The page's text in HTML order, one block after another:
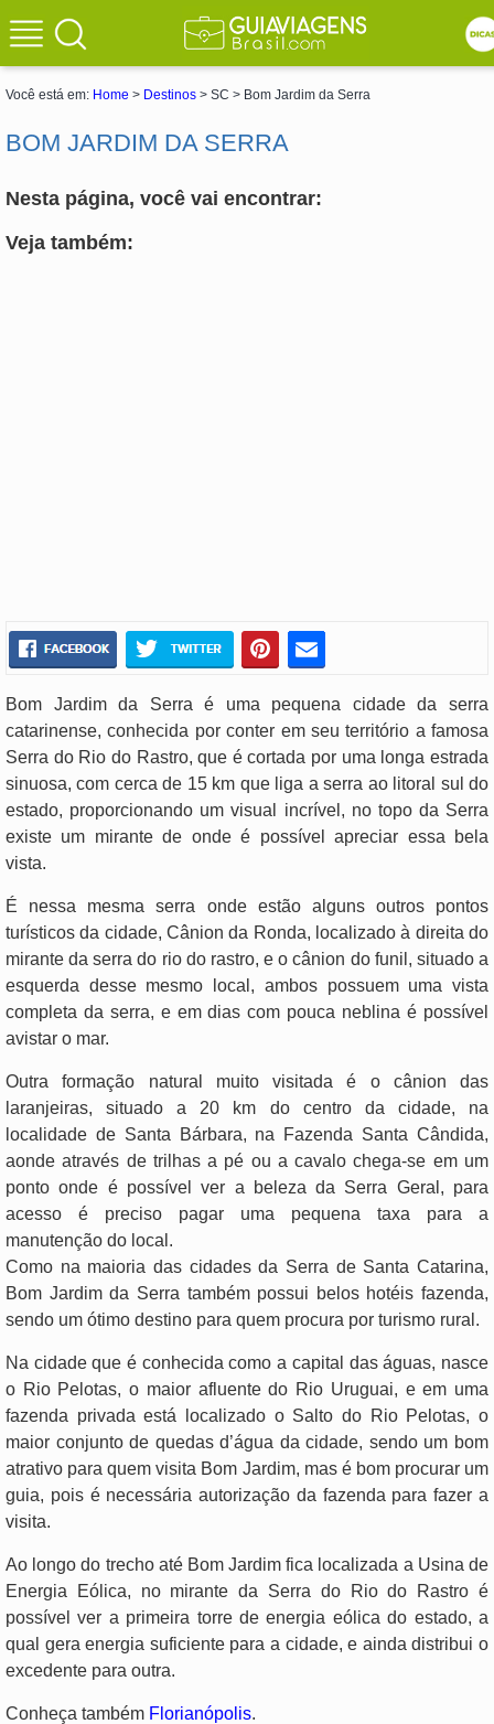
Você está em: Home > Destinos > SC > Bom Jardim da Serra
BOM JARDIM DA SERRA
Nesta página, você vai encontrar:
Veja também:
Bom Jardim da Serra é uma pequena cidade da serra
catarinense, conhecida por conter em seu território a famosa
Serra do Rio do Rastro, que é cortada por uma longa estrada
sinuosa, com cerca de 15 km que liga a serra ao litoral sul do
estado, proporcionando um visual incrível, no topo da Serra
existe um mirante de onde é possível apreciar essa bela
vista.
É nessa mesma serra onde estão alguns outros pontos
turísticos da cidade, Cânion da Ronda, localizado à direita do
mirante da serra do rio do rastro, e o cânion do funil, situado a
esquerda desse mesmo local, ambos possuem uma vista
completa da serra, e em dias com pouca neblina é possível
avistar o mar.
Outra formação natural muito visitada é o cânion das
laranjeiras, situado a 20 km do centro da cidade, na
localidade de Santa Bárbara, na Fazenda Santa Cândida,
aonde através de trilhas a pé ou a cavalo chega-se em um
ponto onde é possível ver a beleza da Serra Geral, para
acesso é preciso pagar uma pequena taxa para a
manutenção do local.
Como na maioria das cidades da Serra de Santa Catarina,
Bom Jardim da Serra também possui belos hotéis fazenda,
sendo um ótimo destino para quem procura por turismo rural.
Na cidade que é conhecida como a capital das águas, nasce
o Rio Pelotas, o maior afluente do Rio Uruguai, e em uma
fazenda privada está localizado o Salto do Rio Pelotas, o
maior conjunto de quedas d’água da cidade, sendo um bom
atrativo para quem visita Bom Jardim, mas é bom procurar um
guia, pois é necessária autorização da fazenda para fazer a
visita.
Ao longo do trecho até Bom Jardim fica localizada a Usina de
Energia Eólica, no mirante da Serra do Rio do Rastro é
possível ver a primeira torre de energia eólica do estado, a
qual gera energia suficiente para a cidade, e ainda distribui o
excedente para outra.
Conheça também Florianópolis.